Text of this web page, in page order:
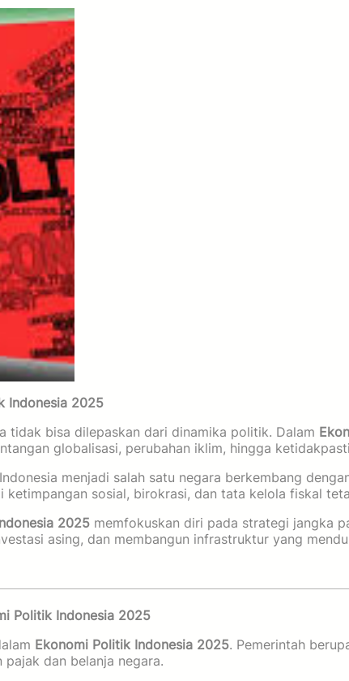
Indonesia 2025
tidak bisa dilepaskan dari dinamika politik. Dalam
globalisasi, perubahan iklim, hingga
menjadi salah satu negara berkembang
ketimpangan sosial, birokrasi, dan tata kelola fiskal
2025 memfokuskan diri pada strategi jangka
asing, dan membangun infrastruktur yang
Politik Indonesia 2025
Ekonomi Politik Indonesia 2025. Pemerintah
pajak dan belanja negara.